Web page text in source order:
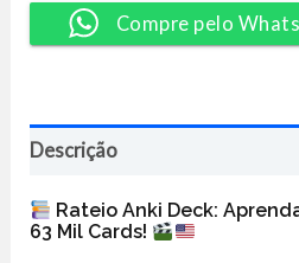
a
Mil
Cards
Compre pelo
Descrição
Rateio Anki Deck:
63 Mil Cards!